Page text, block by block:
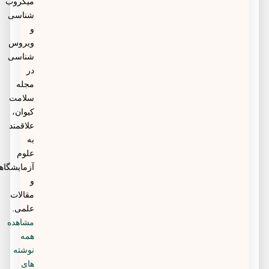
شناسی
ویروس
شناسی
سلامت
کیوان،
علاقمند
آزمایشگاهی
مقالات
علمی.
مشاهده
نوشته